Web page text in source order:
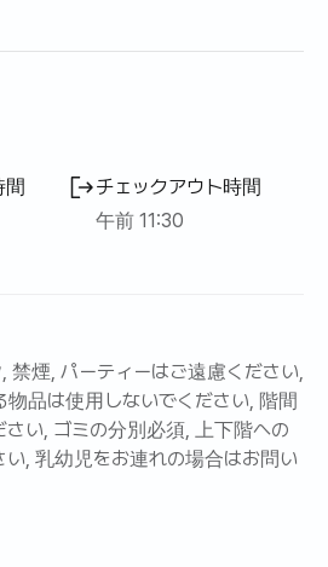
と清潔な寝具を完備
能1台（詳細案内必要）
です。車いす使用ゲストはご利用
い。
のみを使用します。ホストは居住
間
チェックアウト時間
午前 11:30
禁煙, パーティーはご遠慮ください,
物品は使用しないでください, 階間
い, ゴミの分別必須, 上下階への
, 乳幼児をお連れの場合はお問い